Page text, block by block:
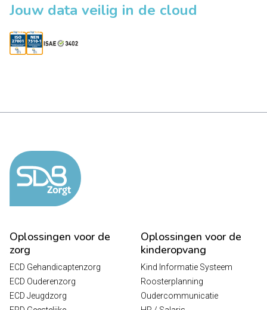
Jouw data veilig in de cloud
Oplossingen voor de
zorg
ECD Gehandicaptenzorg
ECD Ouderenzorg
ECD Jeugdzorg
Oplossingen voor de
kinderopvang
Kind Informatie Systeem
Roosterplanning
Oudercommunicatie